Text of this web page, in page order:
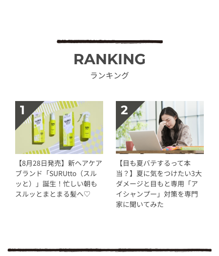
RANKING
ランキング
【8月28日発売】新ヘアケア
ブランド「SURUtto（スル
ッと）」誕生！忙しい朝も
スルッとまとまる髪へ♡
【目も夏バテするって本
当？】夏に気をつけたい3大
ダメージと目もと専用「ア
イシャンプー」対策を専門
家に聞いてみた